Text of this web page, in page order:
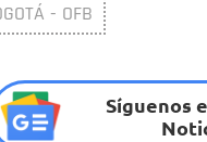
- OFB
Síguenos